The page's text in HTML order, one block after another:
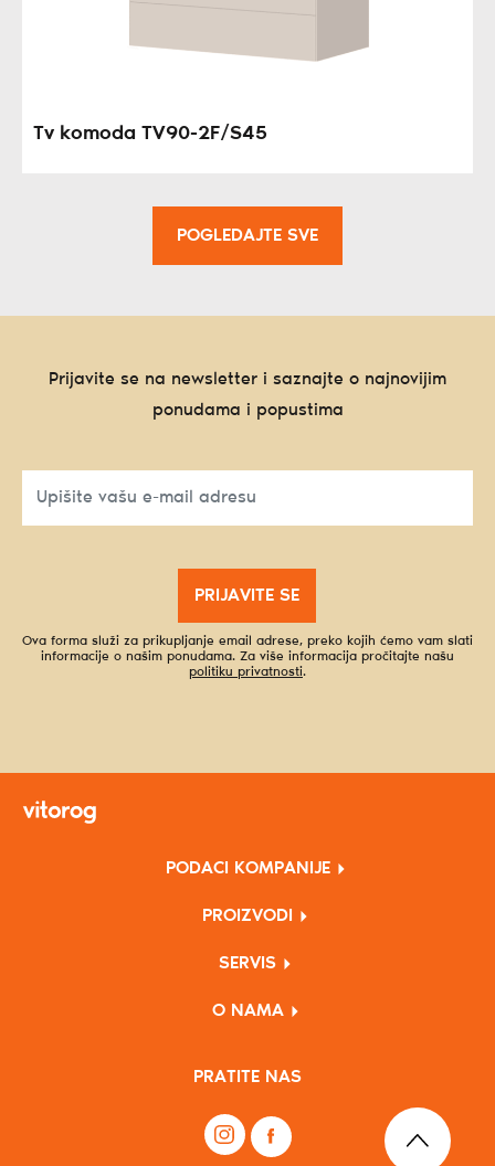
Tv komoda TV90-2F/S45
POGLEDAJTE SVE
Prijavite se na newsletter i saznajte o najnovijim
ponudama i popustima
PRIJAVITE SE
Ova forma služi za prikupljanje email adrese, preko kojih ćemo vam slati
informacije o našim ponudama. Za više informacija pročitajte našu
politiku privatnosti.
PODACI KOMPANIJE
PROIZVODI
SERVIS
O NAMA
PRATITE NAS